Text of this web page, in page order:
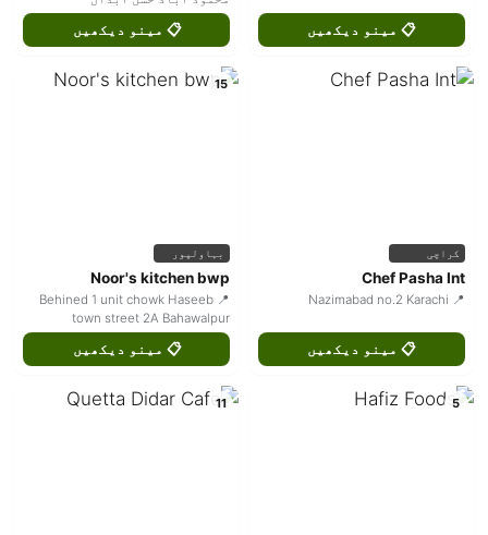
📋 مینو دیکھیں 📋 مینو دیکھیں
کراچی
Chef Pasha Int
📍 Nazimabad no.2 Karachi
📋 مینو دیکھیں
15
بہاولپور
Noor's kitchen bwp
📍 Behined 1 unit chowk Haseeb
town street 2A Bahawalpur
📋 مینو دیکھیں
5
11